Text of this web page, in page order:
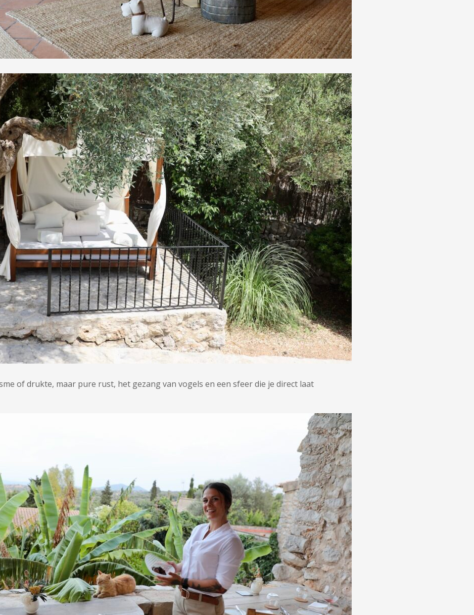
of drukte, maar pure rust, het gezang van vogels en een sfeer die je direct laat